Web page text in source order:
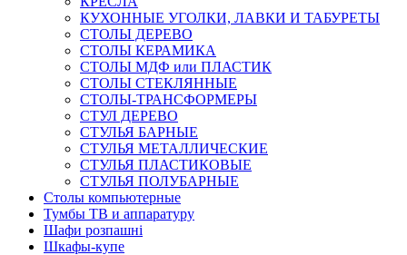
КУХОННЫЕ УГОЛКИ, ЛАВКИ И ТАБУРЕТЫ
СТОЛЫ ДЕРЕВО
СТОЛЫ КЕРАМИКА
СТОЛЫ МДФ или ПЛАСТИК
СТОЛЫ СТЕКЛЯННЫЕ
СТОЛЫ-ТРАНСФОРМЕРЫ
СТУЛ ДЕРЕВО
СТУЛЬЯ БАРНЫЕ
СТУЛЬЯ МЕТАЛЛИЧЕСКИЕ
СТУЛЬЯ ПЛАСТИКОВЫЕ
СТУЛЬЯ ПОЛУБАРНЫЕ
Столы компьютерные
Тумбы ТВ и аппаратуру
Шафи розпашні
Шкафы-купе